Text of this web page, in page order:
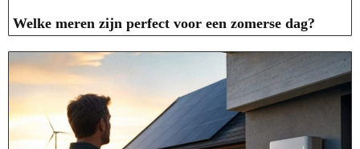
Welke meren zijn perfect voor een zomerse dag?